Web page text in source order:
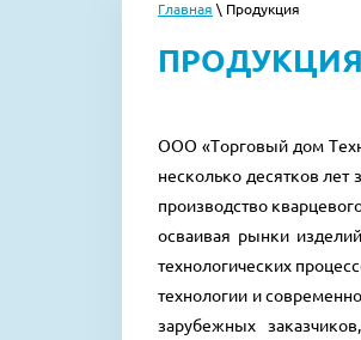
Главная \ Продукция
ПРОДУКЦИЯ
ООО «Торговый дом
несколько десятков лет
производство
осваивая рынки
технологических
технологии и
зарубежных